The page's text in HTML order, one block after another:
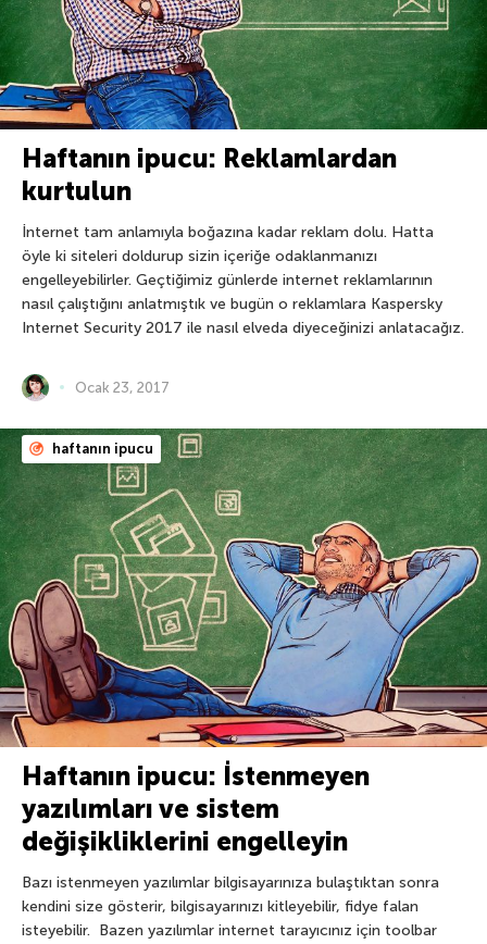
Haftanın ipucu: Reklamlardan
kurtulun
İnternet tam anlamıyla boğazına kadar reklam dolu. Hatta
öyle ki siteleri doldurup sizin içeriğe odaklanmanızı
engelleyebilirler. Geçtiğimiz günlerde internet reklamlarının
nasıl çalıştığını anlatmıştık ve bugün o reklamlara Kaspersky
Internet Security 2017 ile nasıl elveda diyeceğinizi anlatacağız.
Ocak 23, 2017
haftanın ipucu
Haftanın ipucu: İstenmeyen
yazılımları ve sistem
değişikliklerini engelleyin
Bazı istenmeyen yazılımlar bilgisayarınıza bulaştıktan sonra
kendini size gösterir, bilgisayarınızı kitleyebilir, fidye falan
isteyebilir. Bazen yazılımlar internet tarayıcınız için toolbar